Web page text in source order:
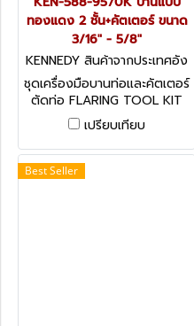
ทองแดง 2 ชั้น+คัตเตอร์ ขนาด
3/16" - 5/8"
KENNEDY สินค้าจากประเทศอัง
กฤษ KEN-588-9570K
ชุดเครื่องมือบานท่อและคัตเตอร์
ตัดท่อ FLARING TOOL KIT
WITH PIPE CUTTER (SET-
10)
เปรียบเทียบ
Best Seller